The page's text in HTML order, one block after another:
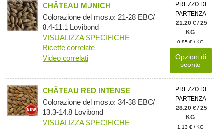
CHÂTEAU MUNICH
Colorazione del mosto: 21-28 EBC/
8.4-11.1 Lovibond
VISUALIZZA SPECIFICHE
Ricette correlate
Video correlati
PREZZO DI
PARTENZA
21.20 € / 25
KG
0.85 € / KG
Opzioni di
sconto
CHÂTEAU RED INTENSE
Colorazione del mosto: 34-38 EBC/
13.3-14.8 Lovibond
VISUALIZZA SPECIFICHE
PREZZO DI
PARTENZA
28.20 € / 25
KG
1.13 € / KG